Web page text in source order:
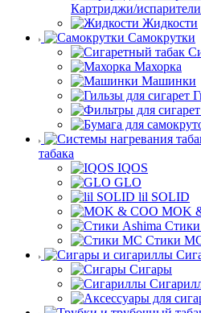
Картриджи/
Жидкости
Самокрутки
Махорка
Машинки
табака
IQOS
GLO
lil SOLID
MOK
Стики
Сигары